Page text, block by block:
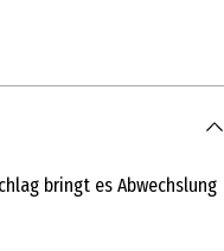
bringt es Abwechslung